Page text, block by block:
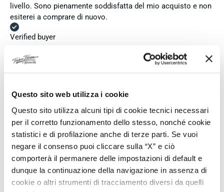
Questo sito web utilizza i cookie
Questo sito utilizza alcuni tipi di cookie tecnici necessari
per il corretto funzionamento dello stesso, nonché cookie
statistici e di profilazione anche di terze parti. Se vuoi
negare il consenso puoi cliccare sulla “X” e ciò
comporterà il permanere delle impostazioni di default e
dunque la continuazione della navigazione in assenza di
cookie o altri strumenti di tracciamento diversi da quelli
livello. Sono pienamente soddisfatta del mio acquisto e non
esiterei a comprare di nuovo.
Verified buyer
Service, tolle Preise! Ich kann Fabio Ferro ohne Bedenken
weiterempfehlen. Einfach TOPP!!
Verified buyer
4 days ago
Ich bin insgesamt mit meinem Kauf zufrieden. Die Uhr ist
neu, original und funktioniert einwandfrei. Besonders positiv